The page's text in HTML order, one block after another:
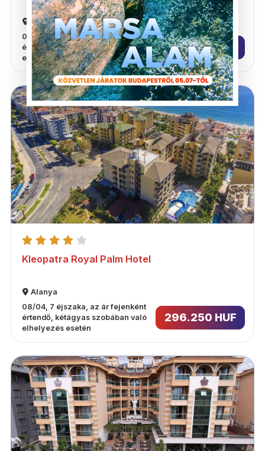
Alanya
08/04, 7 éjszaka, az ár fejenként
értendő, kétágyas szobában való
elhelyezés esetén
238.313 HUF
Kleopatra Royal Palm Hotel
Alanya
08/04, 7 éjszaka, az ár fejenként
értendő, kétágyas szobában való
elhelyezés esetén
296.250 HUF